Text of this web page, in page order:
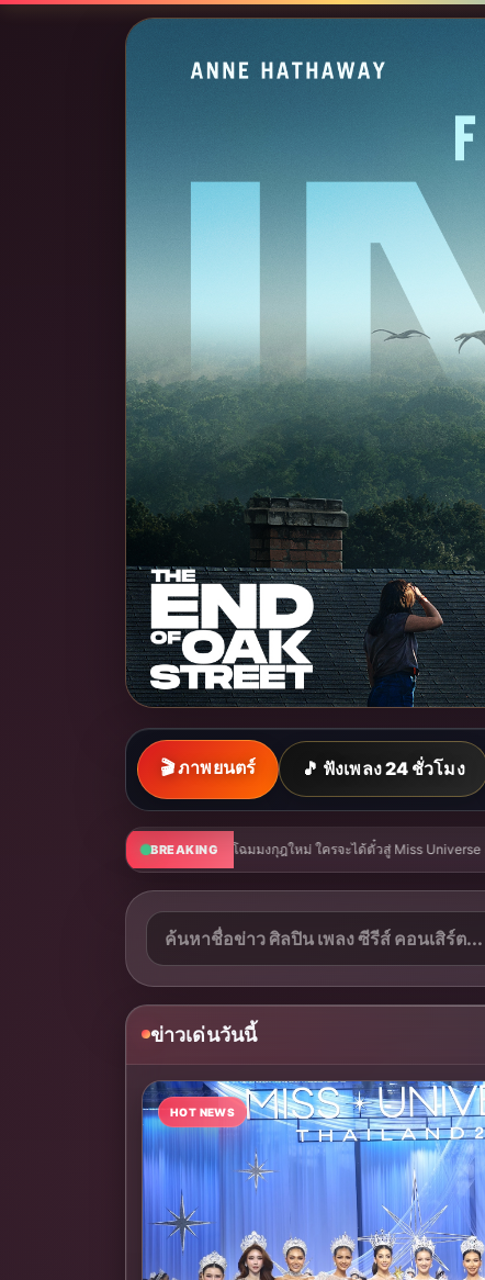
🎬 ภาพยนตร์ 🎵 ฟังเพลง 24 ชั่วโมง
BREAKINGต้อนรับ 8.8 สุดมาราธอน! มหกรรมไลฟ์ 80 ชั่วโมง แ
ข่าวเด่นวันนี้
HOT NEWS